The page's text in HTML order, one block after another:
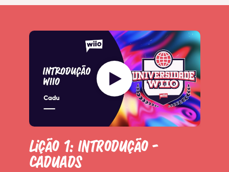
Lição 1: Introdução -
Caduads